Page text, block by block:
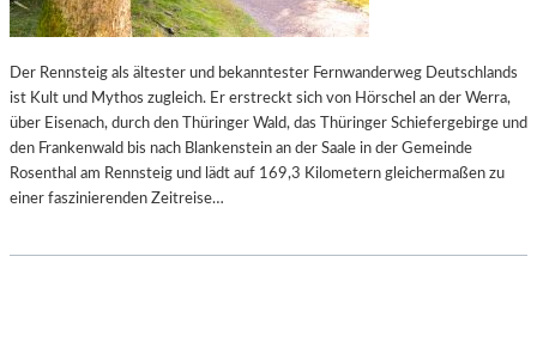
O
S
T
K
A
R
T
Der Rennsteig als ältester und bekanntester Fernwanderweg Deutschlands
ist Kult und Mythos zugleich. Er erstreckt sich von Hörschel an der Werra,
über Eisenach, durch den Thüringer Wald, das Thüringer Schiefergebirge und
den Frankenwald bis nach Blankenstein an der Saale in der Gemeinde
Rosenthal am Rennsteig und lädt auf 169,3 Kilometern gleichermaßen zu
einer faszinierenden Zeitreise…